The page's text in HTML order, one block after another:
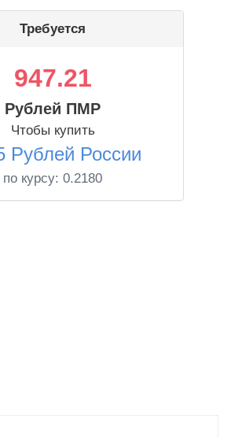
Требуется
947.21
Рублей ПМР
Чтобы купить
Рублей России
по курсу: 0.2180